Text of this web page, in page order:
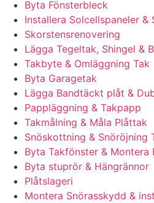
Byta Fönsterbleck
Installera Solcellspaneler &
Skorstensrenovering
Lägga Tegeltak, Shingel &
Takbyte & Omläggning Tak
Byta Garagetak
Lägga Bandtäckt plåt &
Pappläggning & Takpapp
Takmålning & Måla Plåttak
Snöskottning & Snöröjning
Byta Takfönster & Montera
Byta stuprör & Hängrännor
Plåtslageri
Montera Snörasskydd &